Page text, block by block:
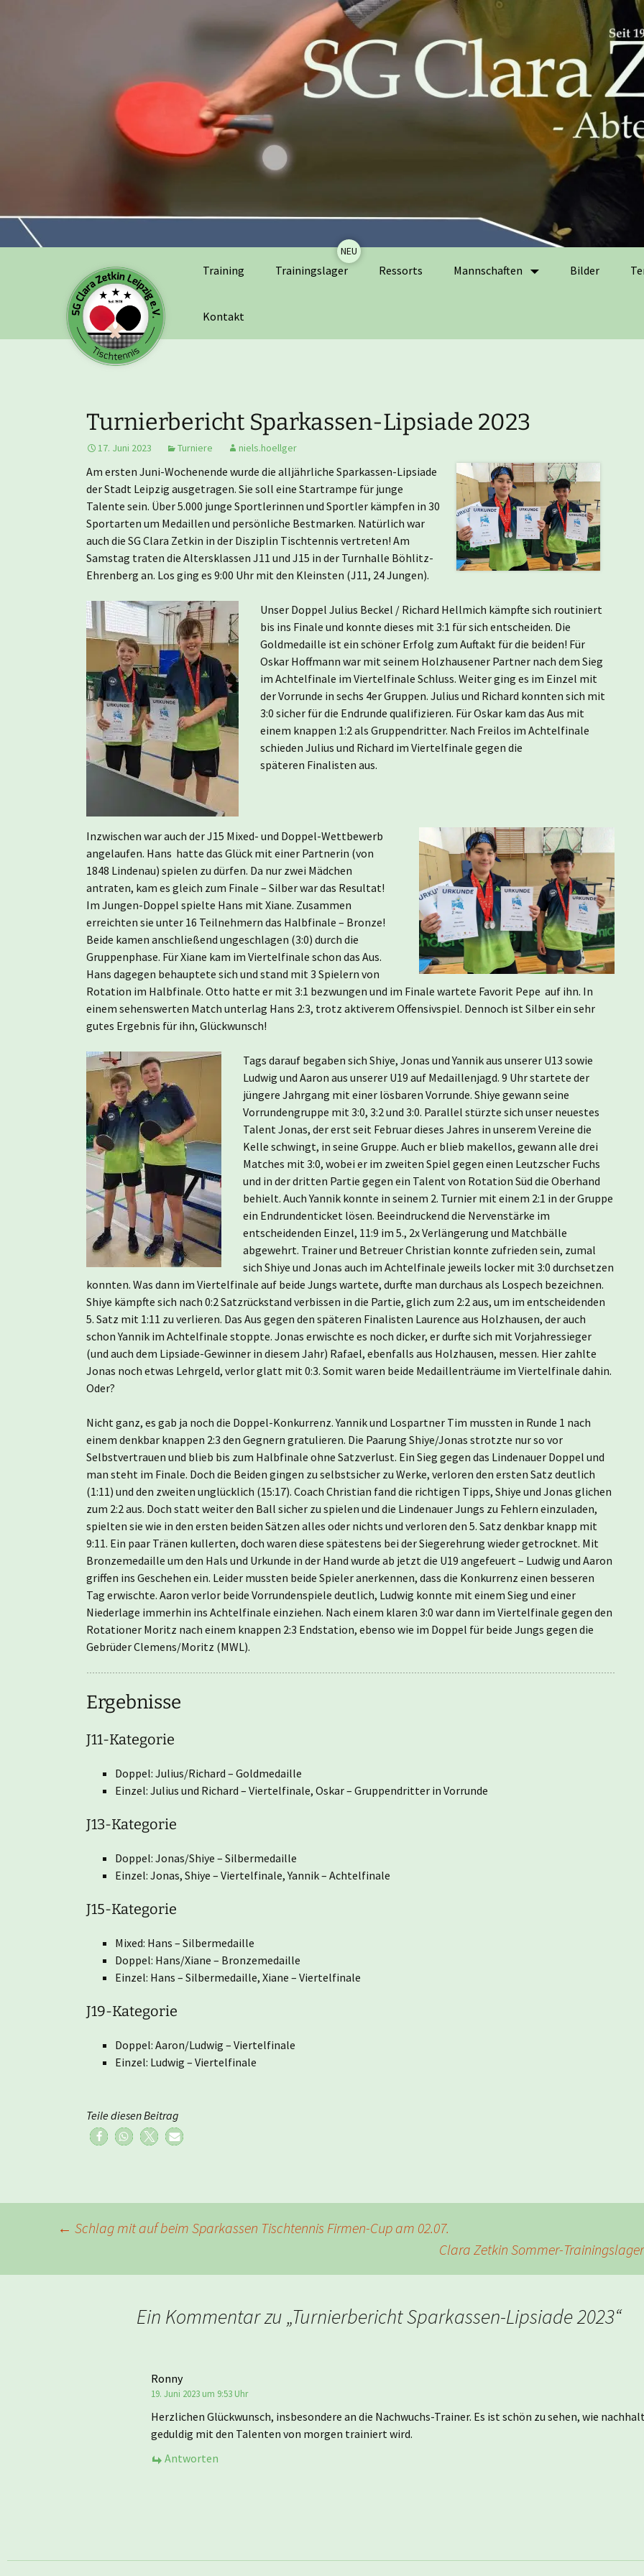
Inhalt
Training Trainingslager Ressorts Mannschaften Bilder
Kontakt
Turnierbericht Sparkassen-Lipsiade 2023
17. Juni 2023 Turniere niels.hoellger
Am ersten Juni-Wochenende wurde die alljährliche Sparkassen-Lipsiade
der Stadt Leipzig ausgetragen. Sie soll eine Startrampe für junge
Talente sein. Über 5.000 junge Sportlerinnen und Sportler kämpfen in 30
Sportarten um Medaillen und persönliche Bestmarken. Natürlich war
auch die SG Clara Zetkin in der Disziplin Tischtennis vertreten! Am
Samstag traten die Altersklassen J11 und J15 in der Turnhalle Böhlitz-
Ehrenberg an. Los ging es 9:00 Uhr mit den Kleinsten (J11, 24 Jungen).
Unser Doppel Julius Beckel / Richard Hellmich kämpfte sich routiniert
bis ins Finale und konnte dieses mit 3:1 für sich entscheiden. Die
Goldmedaille ist ein schöner Erfolg zum Auftakt für die beiden! Für
Oskar Hoffmann war mit seinem Holzhausener Partner nach dem Sieg
im Achtelfinale im Viertelfinale Schluss. Weiter ging es im Einzel mit
der Vorrunde in sechs 4er Gruppen. Julius und Richard konnten sich mit
3:0 sicher für die Endrunde qualifizieren. Für Oskar kam das Aus mit
einem knappen 1:2 als Gruppendritter. Nach Freilos im Achtelfinale
schieden Julius und Richard im Viertelfinale gegen die
späteren Finalisten aus.
Inzwischen war auch der J15 Mixed- und Doppel-Wettbewerb
angelaufen. Hans hatte das Glück mit einer Partnerin (von
1848 Lindenau) spielen zu dürfen. Da nur zwei Mädchen
antraten, kam es gleich zum Finale – Silber war das Resultat!
Im Jungen-Doppel spielte Hans mit Xiane. Zusammen
erreichten sie unter 16 Teilnehmern das Halbfinale – Bronze!
Beide kamen anschließend ungeschlagen (3:0) durch die
Gruppenphase. Für Xiane kam im Viertelfinale schon das Aus.
Hans dagegen behauptete sich und stand mit 3 Spielern von
Rotation im Halbfinale. Otto hatte er mit 3:1 bezwungen und im Finale wartete Favorit Pepe auf ihn. In
einem sehenswerten Match unterlag Hans 2:3, trotz aktiverem Offensivspiel. Dennoch ist Silber ein sehr
gutes Ergebnis für ihn, Glückwunsch!
Tags darauf begaben sich Shiye, Jonas und Yannik aus unserer U13 sowie
Ludwig und Aaron aus unserer U19 auf Medaillenjagd. 9 Uhr startete der
jüngere Jahrgang mit einer lösbaren Vorrunde. Shiye gewann seine
Vorrundengruppe mit 3:0, 3:2 und 3:0. Parallel stürzte sich unser neuestes
Talent Jonas, der erst seit Februar dieses Jahres in unserem Vereine die
Kelle schwingt, in seine Gruppe. Auch er blieb makellos, gewann alle drei
Matches mit 3:0, wobei er im zweiten Spiel gegen einen Leutzscher Fuchs
und in der dritten Partie gegen ein Talent von Rotation Süd die Oberhand
behielt. Auch Yannik konnte in seinem 2. Turnier mit einem 2:1 in der Gruppe
ein Endrundenticket lösen. Beeindruckend die Nervenstärke im
entscheidenden Einzel, 11:9 im 5., 2x Verlängerung und Matchbälle
abgewehrt. Trainer und Betreuer Christian konnte zufrieden sein, zumal
sich Shiye und Jonas auch im Achtelfinale jeweils locker mit 3:0 durchsetzen
konnten. Was dann im Viertelfinale auf beide Jungs wartete, durfte man durchaus als Lospech bezeichnen.
Shiye kämpfte sich nach 0:2 Satzrückstand verbissen in die Partie, glich zum 2:2 aus, um im entscheidenden
5. Satz mit 1:11 zu verlieren. Das Aus gegen den späteren Finalisten Laurence aus Holzhausen, der auch
schon Yannik im Achtelfinale stoppte. Jonas erwischte es noch dicker, er durfte sich mit Vorjahressieger
(und auch dem Lipsiade-Gewinner in diesem Jahr) Rafael, ebenfalls aus Holzhausen, messen. Hier zahlte
Jonas noch etwas Lehrgeld, verlor glatt mit 0:3. Somit waren beide Medaillenträume im Viertelfinale dahin.
Oder?
Nicht ganz, es gab ja noch die Doppel-Konkurrenz. Yannik und Lospartner Tim mussten in Runde 1 nach
einem denkbar knappen 2:3 den Gegnern gratulieren. Die Paarung Shiye/Jonas strotzte nur so vor
Selbstvertrauen und blieb bis zum Halbfinale ohne Satzverlust. Ein Sieg gegen das Lindenauer Doppel und
man steht im Finale. Doch die Beiden gingen zu selbstsicher zu Werke, verloren den ersten Satz deutlich
(1:11) und den zweiten unglücklich (15:17). Coach Christian fand die richtigen Tipps, Shiye und Jonas glichen
zum 2:2 aus. Doch statt weiter den Ball sicher zu spielen und die Lindenauer Jungs zu Fehlern einzuladen,
spielten sie wie in den ersten beiden Sätzen alles oder nichts und verloren den 5. Satz denkbar knapp mit
9:11. Ein paar Tränen kullerten, doch waren diese spätestens bei der Siegerehrung wieder getrocknet. Mit
Bronzemedaille um den Hals und Urkunde in der Hand wurde ab jetzt die U19 angefeuert – Ludwig und Aaron
griffen ins Geschehen ein. Leider mussten beide Spieler anerkennen, dass die Konkurrenz einen besseren
Tag erwischte. Aaron verlor beide Vorrundenspiele deutlich, Ludwig konnte mit einem Sieg und einer
Niederlage immerhin ins Achtelfinale einziehen. Nach einem klaren 3:0 war dann im Viertelfinale gegen den
Rotationer Moritz nach einem knappen 2:3 Endstation, ebenso wie im Doppel für beide Jungs gegen die
Gebrüder Clemens/Moritz (MWL).
Ergebnisse
J11-Kategorie
Doppel: Julius/Richard – Goldmedaille
Einzel: Julius und Richard – Viertelfinale, Oskar – Gruppendritter in Vorrunde
J13-Kategorie
Doppel: Jonas/Shiye – Silbermedaille
Einzel: Jonas, Shiye – Viertelfinale, Yannik – Achtelfinale
J15-Kategorie
Mixed: Hans – Silbermedaille
Doppel: Hans/Xiane – Bronzemedaille
Einzel: Hans – Silbermedaille, Xiane – Viertelfinale
J19-Kategorie
Doppel: Aaron/Ludwig – Viertelfinale
Einzel: Ludwig – Viertelfinale
Teile diesen Beitrag
Beitragsnavigation
← Schlag mit auf beim Sparkassen Tischtennis Firmen-Cup am 02.07.
Clara Zetkin Sommer-
Ein Kommentar zu „Turnierbericht Sparkassen-Lipsiade 2023“
Ronny
19. Juni 2023 um 9:53 Uhr
Herzlichen Glückwunsch, insbesondere an die Nachwuchs-Trainer. Es ist schön zu sehen, wie
geduldig mit den Talenten von morgen trainiert wird.
Antworten